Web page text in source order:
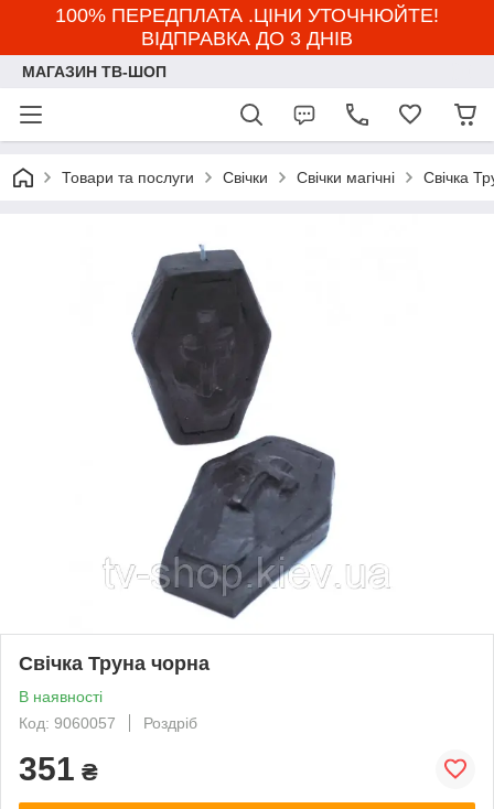
100% ПЕРЕДПЛАТА .ЦІНИ УТОЧНЮЙТЕ!
ВІДПРАВКА ДО 3 ДНІВ
МАГАЗИН ТВ-ШОП
Товари та послуги Свічки Свічки магічні Свічка
Свічка Труна чорна
В наявності
Код: 9060057
Роздріб
351 ₴